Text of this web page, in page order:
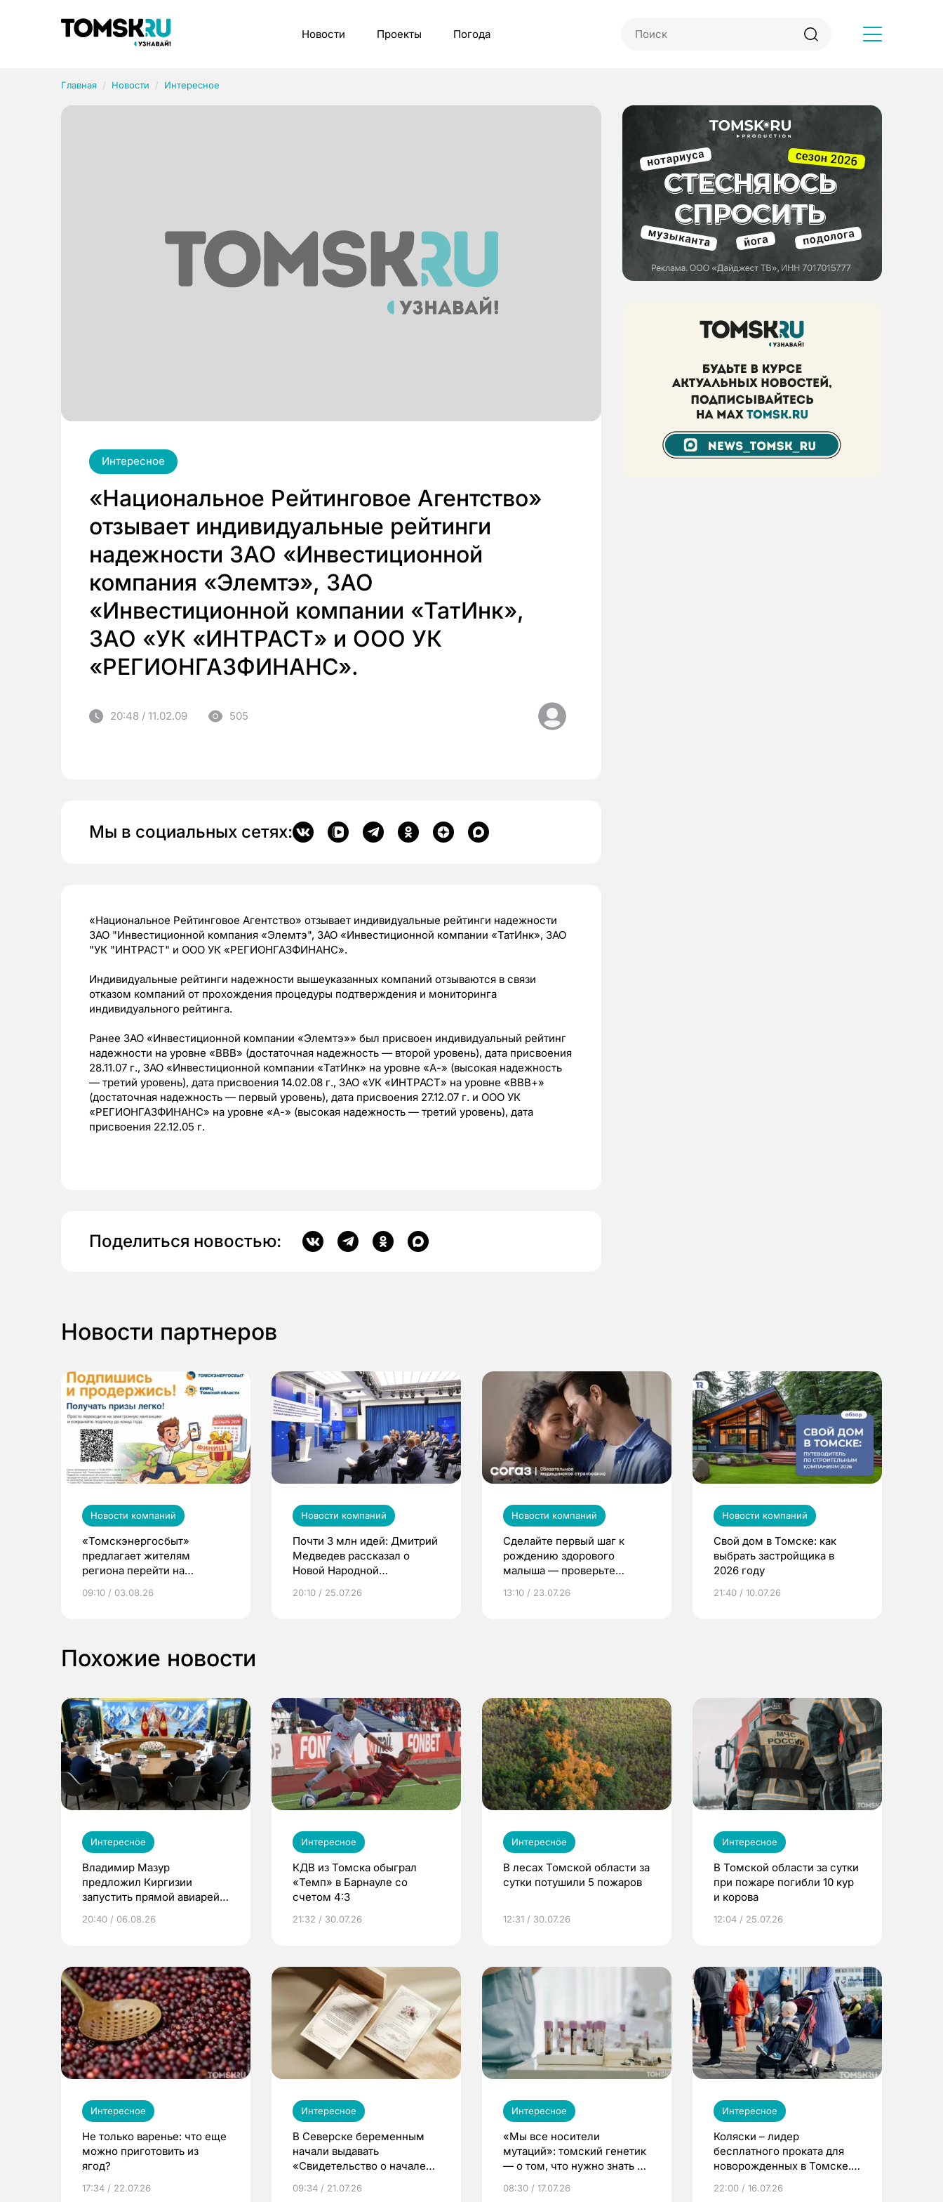
Новости Проекты Погода
Главная Новости Интересное
Интересное
«Национальное Рейтинговое Агентство»
отзывает индивидуальные рейтинги
надежности ЗАО «Инвестиционной
компания «Элемтэ», ЗАО
«Инвестиционной компании «ТатИнк»,
ЗАО «УК «ИНТРАСТ» и ООО УК
«РЕГИОНГАЗФИНАНС».
20:48 / 11.02.09 505
Мы в социальных сетях:
«Национальное Рейтинговое Агентство» отзывает индивидуальные рейтинги надежности
ЗАО "Инвестиционной компания «Элемтэ", ЗАО «Инвестиционной компании «ТатИнк», ЗАО
"УК "ИНТРАСТ" и ООО УК «РЕГИОНГАЗФИНАНС».
Индивидуальные рейтинги надежности вышеуказанных компаний отзываются в связи
отказом компаний от прохождения процедуры подтверждения и мониторинга
индивидуального рейтинга.
Ранее ЗАО «Инвестиционной компании «Элемтэ»» был присвоен индивидуальный рейтинг
надежности на уровне «ВВВ» (достаточная надежность — второй уровень), дата присвоения
28.11.07 г., ЗАО «Инвестиционной компании «ТатИнк» на уровне «А-» (высокая надежность
— третий уровень), дата присвоения 14.02.08 г., ЗАО «УК «ИНТРАСТ» на уровне «ВВВ+»
(достаточная надежность — первый уровень), дата присвоения 27.12.07 г. и ООО УК
«РЕГИОНГАЗФИНАНС» на уровне «А-» (высокая надежность — третий уровень), дата
присвоения 22.12.05 г.
Поделиться новостью:
Новости партнеров
Новости компаний
«Томскэнергосбыт»
предлагает жителям
региона перейти на
выиграть призы
09:10 / 03.08.26
Новости компаний
Почти 3 млн идей: Дмитрий
Медведев рассказал о
Новой Народной
20:10 / 25.07.26
Новости компаний
Сделайте первый шаг к
рождению здорового
малыша — проверьте
по ОМС!
13:10 / 23.07.26
Новости компаний
Свой дом в Томске: как
выбрать застройщика в
2026 году
21:40 / 10.07.26
Похожие новости
Интересное
Владимир Мазур
предложил Киргизии
запустить прямой авиарейс
20:40 / 06.08.26
Интересное
КДВ из Томска обыграл
«Темп» в Барнауле со
счетом 4:3
21:32 / 30.07.26
Интересное
В лесах Томской области за
сутки потушили 5 пожаров
12:31 / 30.07.26
Интересное
В Томской области за сутки
при пожаре погибли 10 кур
и корова
12:04 / 25.07.26
Интересное
Не только варенье: что еще
можно приготовить из
ягод?
17:34 / 22.07.26
Интересное
В Северске беременным
начали выдавать
«Свидетельство о начале
09:34 / 21.07.26
Интересное
«Мы все носители
мутаций»: томский генетик
— о том, что нужно знать до
08:30 / 17.07.26
Интересное
Коляски – лидер
бесплатного проката для
новорожденных в Томске.
22:00 / 16.07.26
Рубрики